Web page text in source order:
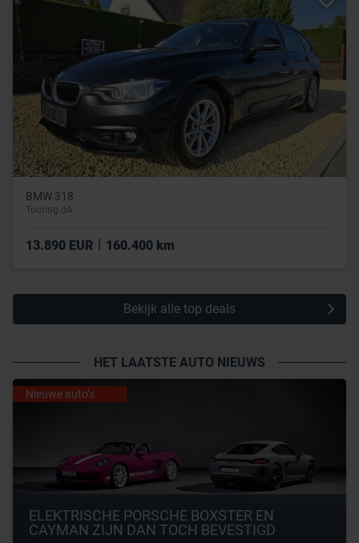
BMW 318
Touring dA
13.890 EUR 160.400 km
Bekijk alle top deals
HET LAATSTE AUTO NIEUWS
Nieuwe auto’s
ELEKTRISCHE PORSCHE BOXSTER EN
CAYMAN ZIJN DAN TOCH BEVESTIGD